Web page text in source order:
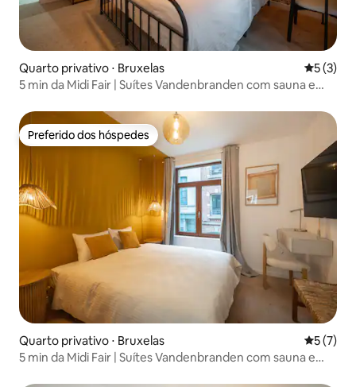
Quarto privativo ⋅ Bruxelas 5 de
5 (3)
5 min da Midi Fair | Suítes Vandenbranden com sauna e
Preferido dos hóspedes
Preferido dos hóspedes
Quarto privativo ⋅ Bruxelas 5 de
5 (7)
5 min da Midi Fair | Suítes Vandenbranden com sauna e